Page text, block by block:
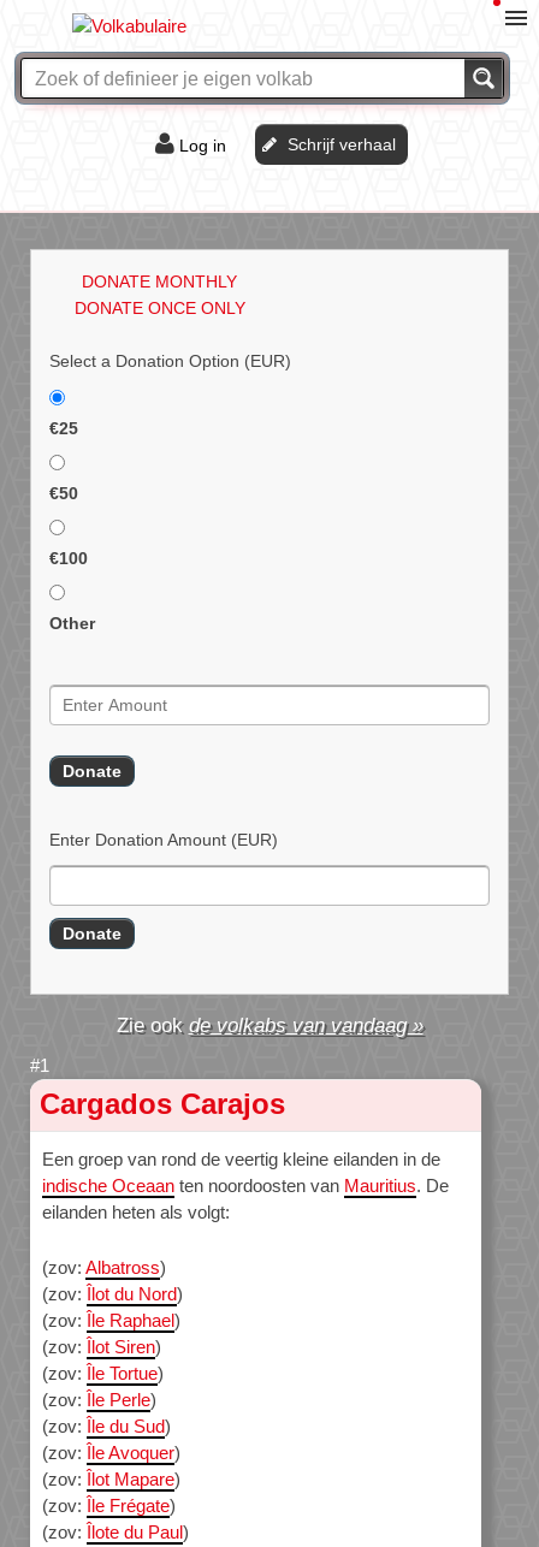
Log in Schrijf verhaal
DONATE MONTHLY
DONATE ONCE ONLY
Select a Donation Option (EUR)
€25
€50
€100
Other
Enter Donation Amount (EUR)
de volkabs van vandaag »
Cargados Carajos
Een groep van rond de veertig kleine eilanden in de
indische Oceaan ten noordoosten van Mauritius. De
eilanden heten als volgt:
(zov: Albatross)
(zov: Îlot du Nord)
(zov: Île Raphael)
(zov: Îlot Siren)
(zov: Île Tortue)
(zov: Île Perle)
(zov: Île du Sud)
(zov: Île Avoquer)
(zov: Îlot Mapare)
(zov: Île Frégate)
(zov: Îlote du Paul)